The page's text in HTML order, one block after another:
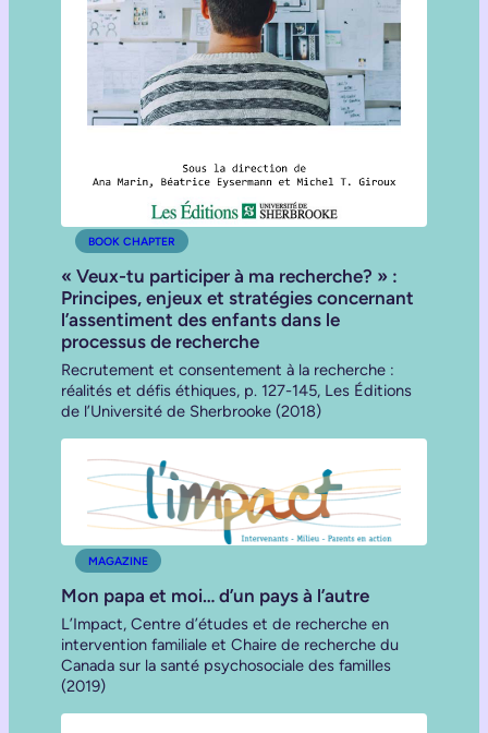
BOOK CHAPTER
« Veux-tu participer à ma recherche? » :
Principes, enjeux et stratégies concernant
l’assentiment des enfants dans le
processus de recherche
Recrutement et consentement à la recherche :
réalités et défis éthiques, p. 127-145, Les Éditions
de l’Université de Sherbrooke (2018)
MAGAZINE
Mon papa et moi… d’un pays à l’autre
L’Impact, Centre d’études et de recherche en
intervention familiale et Chaire de recherche du
Canada sur la santé psychosociale des familles
(2019)